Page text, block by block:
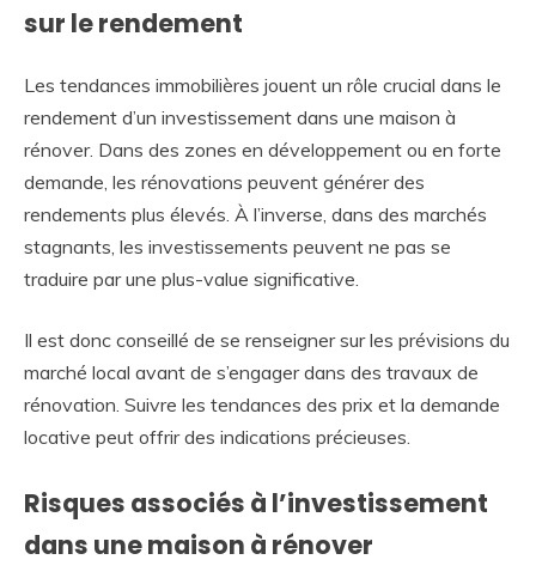
sur le rendement
Les tendances immobilières jouent un rôle crucial dans le
rendement d’un investissement dans une maison à
rénover. Dans des zones en développement ou en forte
demande, les rénovations peuvent générer des
rendements plus élevés. À l’inverse, dans des marchés
stagnants, les investissements peuvent ne pas se
traduire par une plus-value significative.
Il est donc conseillé de se renseigner sur les prévisions du
marché local avant de s’engager dans des travaux de
rénovation. Suivre les tendances des prix et la demande
locative peut offrir des indications précieuses.
Risques associés à l’investissement
dans une maison à rénover